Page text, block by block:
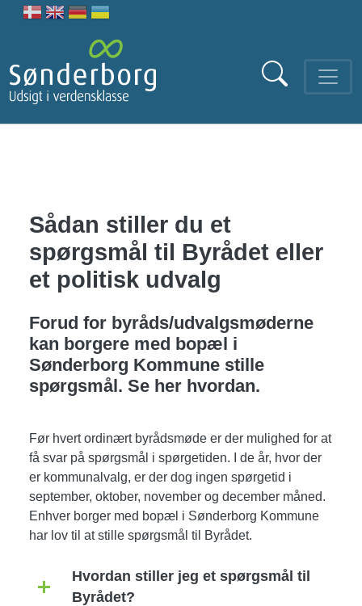
Sådan stiller du et
spørgsmål til Byrådet eller
et politisk udvalg
Forud for byråds/udvalgsmøderne
kan borgere med bopæl i
Sønderborg Kommune stille
spørgsmål. Se her hvordan.
Før hvert ordinært byrådsmøde er der mulighed for at
få svar på spørgsmål i spørgetiden. I de år, hvor der
er kommunalvalg, er der dog ingen spørgetid i
september, oktober, november og december måned.
Enhver borger med bopæl i Sønderborg Kommune
har lov til at stille spørgsmål til Byrådet.
Hvordan stiller jeg et spørgsmål til
Byrådet?